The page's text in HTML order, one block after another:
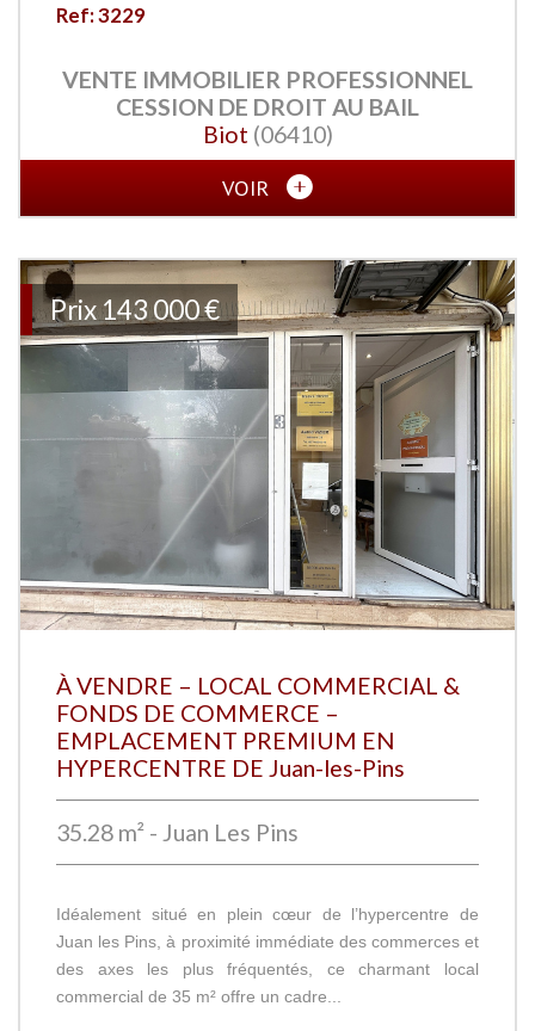
Ref: 3229
VENTE IMMOBILIER PROFESSIONNEL
CESSION DE DROIT AU BAIL
Biot (06410)
VOIR
Prix143 000 €
À VENDRE – LOCAL COMMERCIAL &
FONDS DE COMMERCE –
EMPLACEMENT PREMIUM EN
HYPERCENTRE DE Juan-les-Pins
35.28 m² - Juan Les Pins
Idéalement situé en plein cœur de l’hypercentre de
Juan les Pins, à proximité immédiate des commerces et
des axes les plus fréquentés, ce charmant local
commercial de 35 m² offre un cadre...